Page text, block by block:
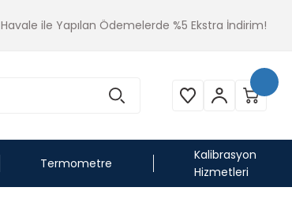
Havale ile Yapılan Ödemelerde %5 Ekstra İndirim!
Termometre
Kalibrasyon
Hizmetleri